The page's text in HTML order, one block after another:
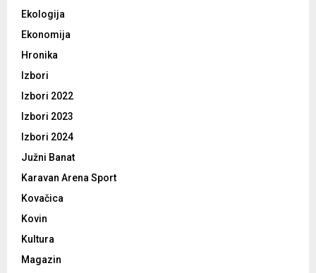
Ekologija
Ekonomija
Hronika
Izbori
Izbori 2022
Izbori 2023
Izbori 2024
Južni Banat
Karavan Arena Sport
Kovačica
Kovin
Kultura
Magazin